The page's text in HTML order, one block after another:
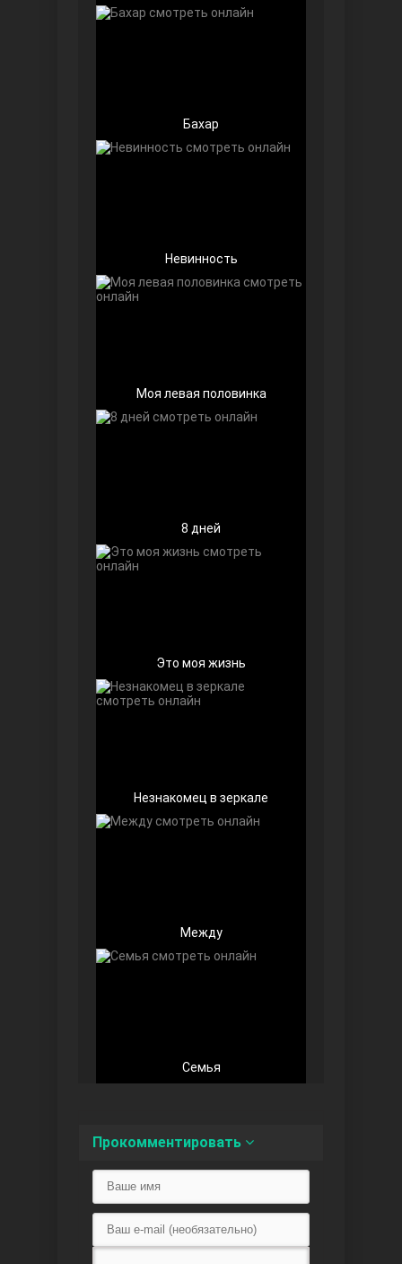
Ранняя пташка
Любовь напоказ
Бахар
Невинность
Моя левая половинка
8 дней
Это моя жизнь
Незнакомец в зеркале
Между
Семья
Прокомментировать